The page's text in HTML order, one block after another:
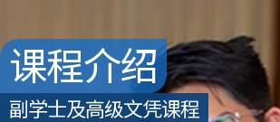
课程介绍
副学士及高级文凭课程